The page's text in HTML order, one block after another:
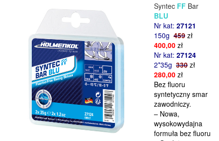
Syntec FF Bar
BLU
Nr kat: 27121
150g 459 zł
400,00 zł
Nr kat: 27124
2*35g 330 zł
280,00 zł
Bez fluoru
syntetyczny smar
zawodniczy.
– Nowa,
wysokowydajna
formuła bez fluoru